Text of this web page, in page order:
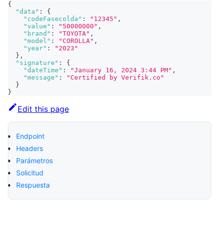
{
"data" :
{
"codeFasecolda" : "12345" ,
"value" : "50000000" ,
"brand" : "TOYOTA" ,
"model" : "COROLLA" ,
"year" :
"2023"
} ,
"signature" :
{
"dateTime" : "January 16, 2024 3:44 PM" ,
"message" :
"Certified by Verifik.co"
}
}
Edit this page
Endpoint
Headers
Parámetros
Solicitud
Respuesta